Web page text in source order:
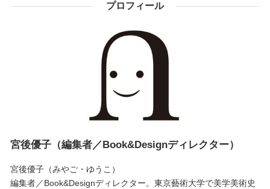
プロフィール
宮後優子（編集者／Book&Designディレクター）
宮後優子（みやご・ゆうこ）
編集者／Book&Designディレクター。東京藝術大学で美学美術史